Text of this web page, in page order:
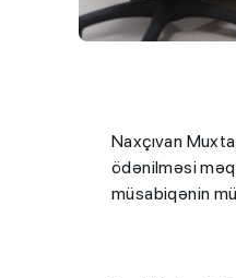
Naxçıvan
ödənilməsi
müsabiqənin